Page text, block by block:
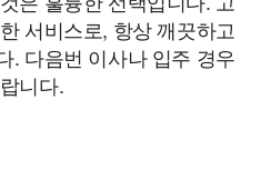
서비스로, 항상 깨끗하고
. 다음번 이사나 입주 경우
니다.